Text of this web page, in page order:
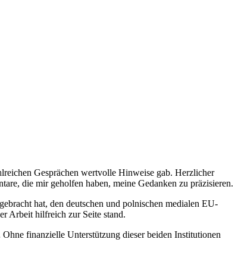
Gesprächen wertvolle Hinweise gab. Herzlicher
die mir geholfen haben, meine Gedanken zu präzisieren.
hat, den deutschen und polnischen medialen EU-
Arbeit hilfreich zur Seite stand.
finanzielle Unterstützung dieser beiden Institutionen